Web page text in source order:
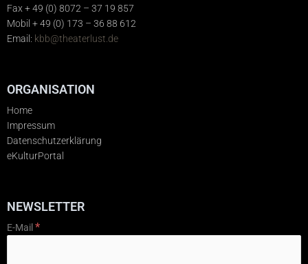
Fax + 49 (0) 8072 – 37 19 857
Mobil + 49 (0) 173 – 36 88 612
Email: kbb@theaterlust.de
ORGANISATION
Home
Impressum
Datenschutzerklärung
eKulturPortal
NEWSLETTER
E-Mail *